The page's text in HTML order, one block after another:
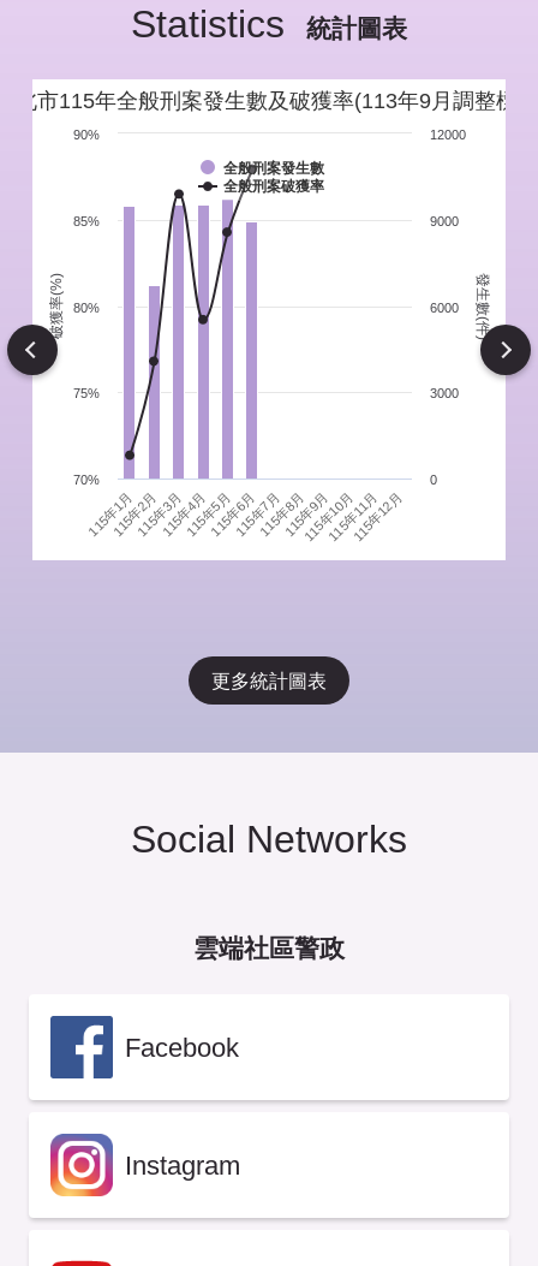
新北市重要警政統計指標
警政性別統計
警政統計通報
警政統計懶人包
Statistics 統計圖表
破獲率(%) 發生數(件)
北市115年全般刑案發生數及破獲率(113年9月調整標
全般刑案發生數
全般刑案破獲率
115年1月115年2月115年3月115年4月115年5月115年6月115年7月115年8月115年9月
115年10月
115年11月
115年12月
70%
75%
80%
85%
90%
0
3000
6000
9000
12000
更多統計圖表
Social Networks
雲端社區警政
Facebook
Instagram